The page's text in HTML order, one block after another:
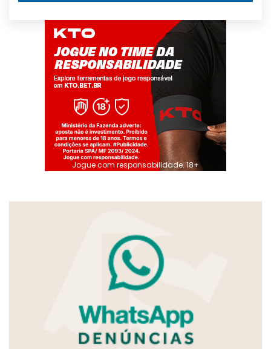
Jogue com responsabilidade. 18+